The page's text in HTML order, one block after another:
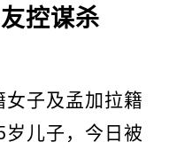
控谋杀
女子及孟加拉籍
岁儿子，今日被